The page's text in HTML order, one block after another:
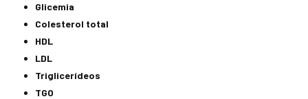
Glicemia
Colesterol total
HDL
LDL
Triglicerídeos
TGO